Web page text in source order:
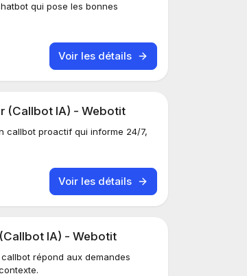
qui pose les bonnes
Voir les détails
(Callbot IA) - Webotit
callbot proactif qui informe 24/7,
Voir les détails
IA) - Webotit
répond aux demandes